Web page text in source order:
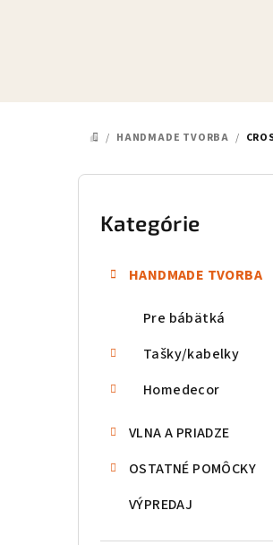
DOMOV
/ HANDMADE TVORBA /
B
Preskočiť
kategórie
Kategórie
HANDMADE TVORBA
Pre bábätká
Tašky/kabelky
Homedecor
VLNA A PRIADZE
OSTATNÉ POMÔCKY
VÝPREDAJ